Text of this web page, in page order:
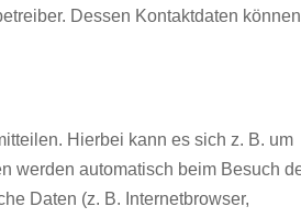
Dessen Kontaktdaten
Hierbei kann es sich z. B. um
werden automatisch beim Besuch
Daten (z. B. Internetbrowser,